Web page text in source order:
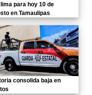
para hoy 10 de
en Tamaulipas
consolida baja en